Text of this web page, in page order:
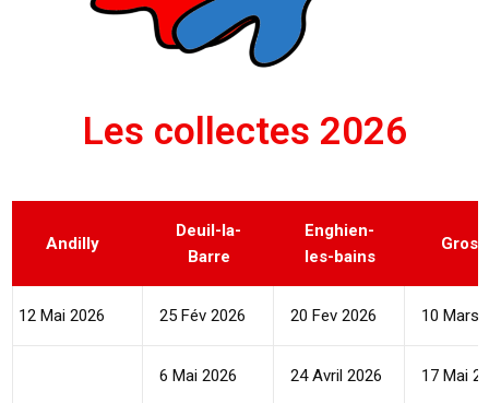
Les collectes 2026
Andilly
Deuil-la-
Barre
Enghien-
les-bains
12 Mai 2026 25 Fév 2026 20 Fev 2026 10 Mars
6 Mai 2026 24 Avril 2026 17 Mai